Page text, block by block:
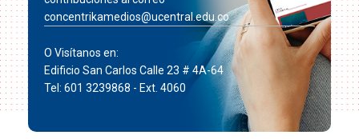
concentrikamedios@ucentral.edu.co
O Visítanos en:
Edificio San Carlos Calle 23 # 4A-64
Tel: 601 3239868 - Ext. 4060